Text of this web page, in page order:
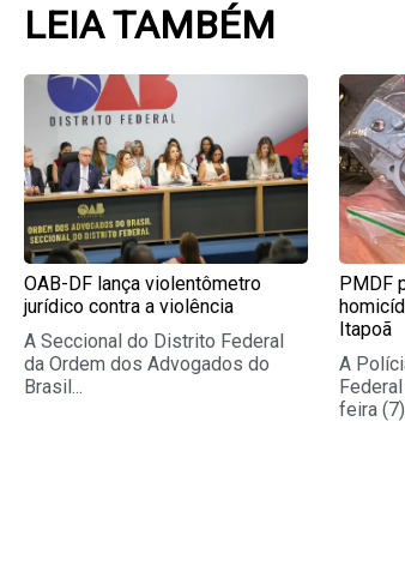
LEIA TAMBÉM
OAB-DF lança violentômetro
jurídico contra a violência
A Seccional do Distrito Federal
da Ordem dos Advogados do
Brasil...
PMDF
Itapoã
A
feira